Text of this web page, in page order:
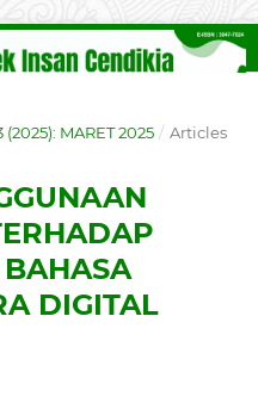
(2025): MARET 2025 / Articles
DIGITAL